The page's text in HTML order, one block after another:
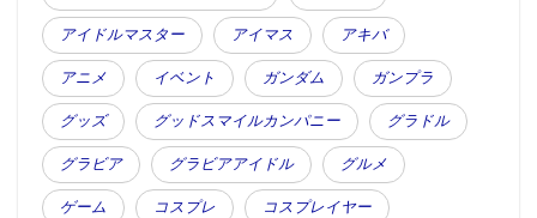
アイドルマスター アイマス アキバ
アニメ イベント ガンダム ガンプラ
グッズ グッドスマイルカンパニー グラドル
グラビア グラビアアイドル グルメ
ゲーム コスプレ コスプレイヤー